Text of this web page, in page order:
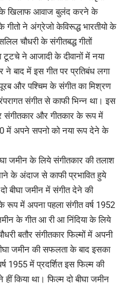
के खिलाफ आवाज बुलंद करने के
ने अंग्रेजो केविरूद्ध भारतीयो के
चौधरी के संगीतबद्ध गीतों
टूटचे ने आजादी के दीवानों में नया
बाद में इस गीत पर प्रतिबंध लगा
और पश्चिम के संगीत का मिश्रण
संगीत से काफी भिन्न था। इस
संगीतकार और गीतकार के रूप में
में अपने सपनो को नया रूप देने के
जमीन के लिये संगीतकार की तलाश
के अंदाज से काफी प्रभावित हुये
बीघा जमीन में संगीत देने की
में अपना पहला संगीत वर्ष 1952
के गीत आ री आ निंदिया के लिये
बतौर संगीतकार फिल्मों में अपनी
जमीन की सफलता के बाद इसका
1955 में प्रदर्शित इस फिल्म की
किया था। फिल्म दो बीघा जमीन